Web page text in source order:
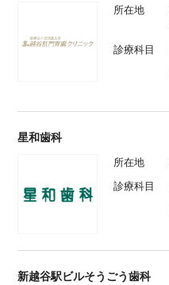
所在地
診療科目
星和歯科
所在地
診療科目
新越谷駅ビルそうごう歯科